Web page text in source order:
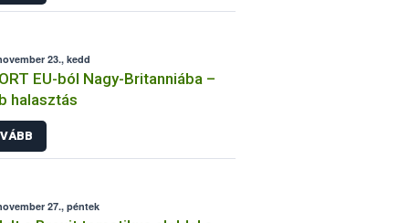
23., kedd
EU-ból Nagy-Britanniába –
halasztás
27., péntek